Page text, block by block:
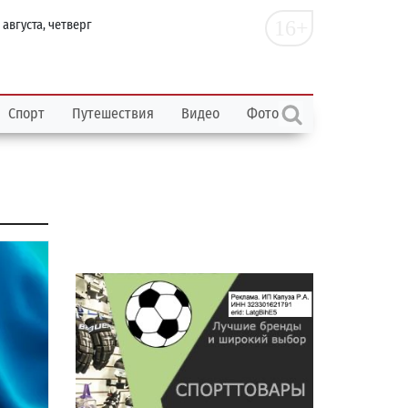
четверг
Спорт Путешествия Видео Фото